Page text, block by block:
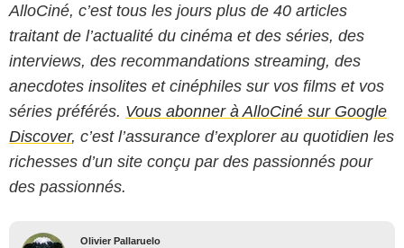
AlloCiné, c’est tous les jours plus de 40 articles
traitant de l’actualité du cinéma et des séries, des
interviews, des recommandations streaming, des
anecdotes insolites et cinéphiles sur vos films et vos
séries préférés. Vous abonner à AlloCiné sur Google
Discover, c’est l’assurance d’explorer au quotidien les
richesses d’un site conçu par des passionnés pour
des passionnés.
Olivier Pallaruelo